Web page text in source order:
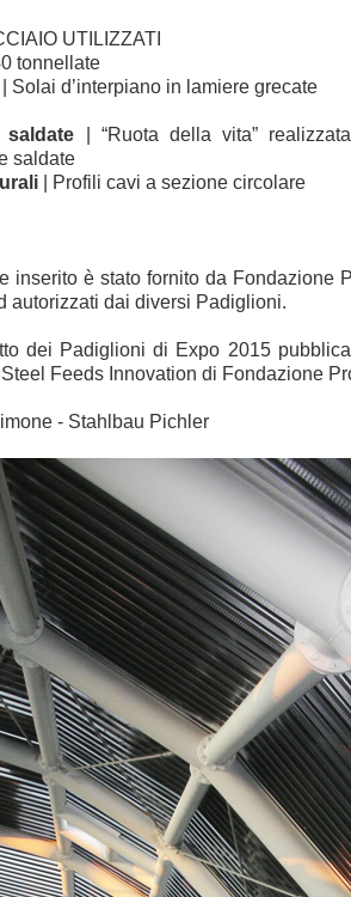
UTILIZZATI
tonnellate
| Solai d’interpiano in lamiere grecate
saldate | “Ruota della vita”
saldate
| Profili cavi a sezione circolare
inserito è stato fornito da Fondazione
autorizzati dai diversi Padiglioni.
dei Padiglioni di Expo 2015
Feeds Innovation di Fondazione
- Stahlbau Pichler